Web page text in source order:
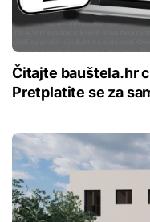
Čitajte bauštela.hr
Pretplatite se za